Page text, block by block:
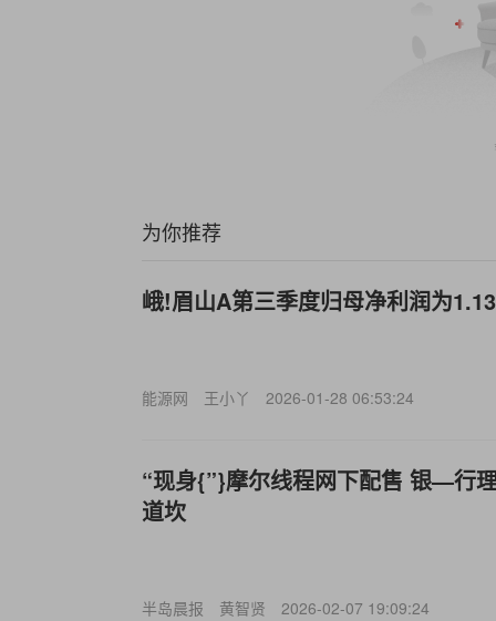
为你推荐
峨!眉山A第三季度归母净利润为
能源网 王小丫 2026-01-28 06:53:24
“现身{”}摩尔线程网下配售 银—行
道坎
半岛晨报 黄智贤 2026-02-07 19:09:24